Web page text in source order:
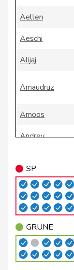
Aellen
Aeschi
Alijaj
Amaudruz
Amoos
Andrey
Badran
Bally
Balmer
Barandun
Baumann
SP
GRÜNE